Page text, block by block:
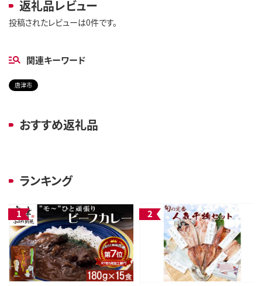
返礼品レビュー
投稿されたレビューは0件です。
関連キーワード
唐津市
おすすめ返礼品
ランキング